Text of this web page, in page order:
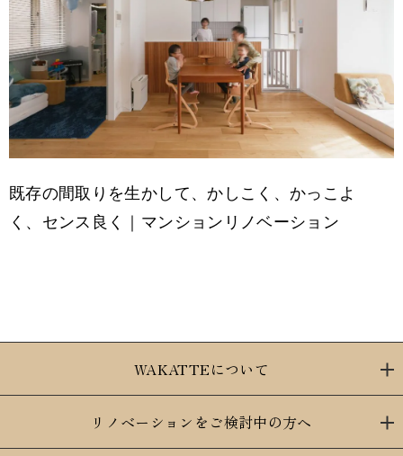
既存の間取りを生かして、かしこく、かっこよ
く、センス良く｜マンションリノベーション
WAKATTEについて
リノベーションをご検討中の方へ